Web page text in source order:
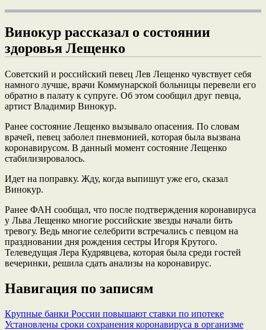
Винокур рассказал о состоянии
здоровья Лещенко
Советский и российский певец Лев Лещенко чувствует себя
намного лучше, врачи Коммунарской больницы перевели его
обратно в палату к супруге. Об этом сообщил друг певца,
артист Владимир Винокур.
Ранее состояние Лещенко вызывало опасения. По словам
врачей, певец заболел пневмонией, которая была вызвана
коронавирусом. В данный момент состояние Лещенко
стабилизировалось.
Идет на поправку. Жду, когда выпишут уже его, сказал
Винокур.
Ранее ФАН сообщал, что после подтверждения коронавируса
у Льва Лещенко многие российские звезды начали бить
тревогу. Ведь многие селебрити встречались с певцом на
праздновании дня рождения сестры Игоря Крутого.
Телеведущая Лера Кудрявцева, которая была среди гостей
вечеринки, решила сдать анализы на коронавирус.
Навигация по записям
Крупные банки России повышают ставки по ипотеке
Установлены сроки сохранения коронавируса в организме